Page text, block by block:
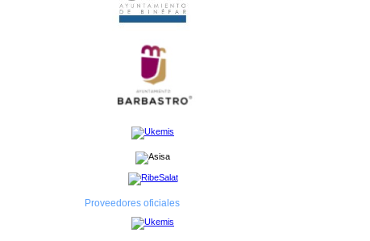
Proveedores oficiales